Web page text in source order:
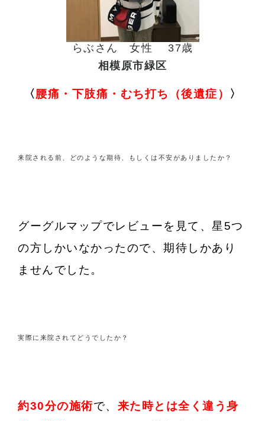
らぶさん 女性 37歳
相模原市緑区
〈腰痛・下肢痛・むち打ち（後遺症） 〉
来院される前、どのような期待、もしくは不安がありましたか？
グーグルマップでレビューを見て、星5つ
の方しかいなかったので、期待しかあり
ませんでした。
実際に来院されてどうでしたか？
約30分の施術で、 来た時とは全く違う身